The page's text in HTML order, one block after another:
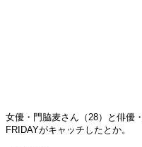
女優・門脇麦さん（28）と俳優
FRIDAYがキャッチしたとか。